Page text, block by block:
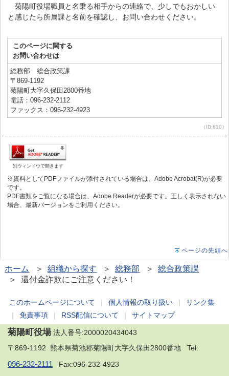
菊陽町役場職員と名乗る相手からの連絡で、少しでもおかしい
と感じたら所属課と名前を確認し、お問い合わせください。
このページに関する
お問い合わせは
総務部 総合政策課
〒869-1192
菊陽町大字久保田2800番地
電話：096-232-2112
ファックス：096-232-4923
（ID:810）
別ウィンドウで開きます
※資料としてPDFファイルが添付されている場合は、Adobe Acrobat(R)が必要
です。
PDF書類をご覧になる場合は、Adobe Readerが必要です。正しく表示されない
場合、最新バージョンをご利用ください。
ページの先頭へ
ホーム ＞組織から探す ＞総務部 ＞総合政策課
＞ 還付金詐欺にご注意ください！
このホームページについて 個人情報の取り扱い
リンク集
免責事項 RSS配信について サイトマップ
菊陽町役場法人番号:2000020434043
〒869-1192 熊本県菊池郡菊陽町大字久保田2800番地 Tel:
096-232-2111 Fax:096-232-4923